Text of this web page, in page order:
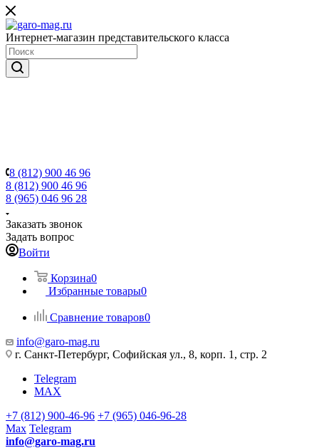
Интернет-магазин представительского класса
8 (812) 900 46 96
8 (812) 900 46 96
8 (965) 046 96 28
Заказать звонок
Задать вопрос
Войти
Корзина0
Избранные товары0
Сравнение товаров0
info@garo-mag.ru
г. Санкт-Петербург, Софийская ул., 8, корп. 1, стр. 2
Telegram
MAX
+7 (812) 900-46-96 +7 (965) 046-96-28
Max Telegram
info@garo-mag.ru